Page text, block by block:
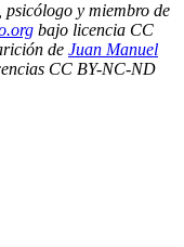
y miembro de
bajo licencia CC
de Juan Manuel
CC BY-NC-ND